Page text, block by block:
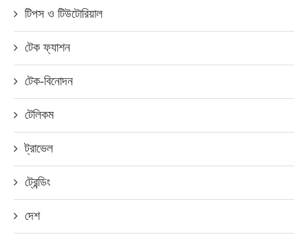
টিপস ও টিউটোরিয়াল
টেক ফ্যাশন
টেক-বিনোদন
টেলিকম
ট্রাভেল
ট্রেন্ডিং
দেশ